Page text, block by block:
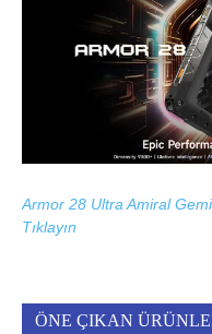
Armor 28 Ultra Amiral
Tıklayın
ÖNE ÇIKAN